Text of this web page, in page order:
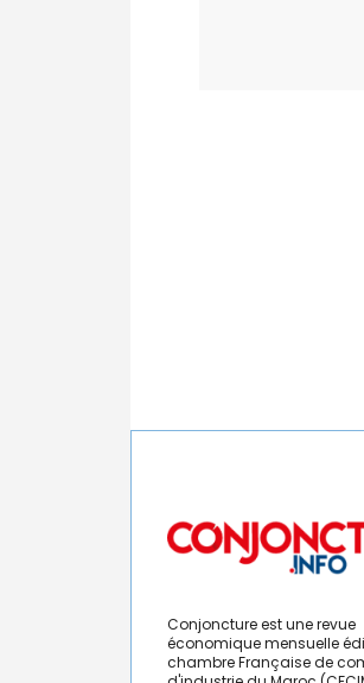
Conjoncture est une revue
économique mensuelle
chambre Française de